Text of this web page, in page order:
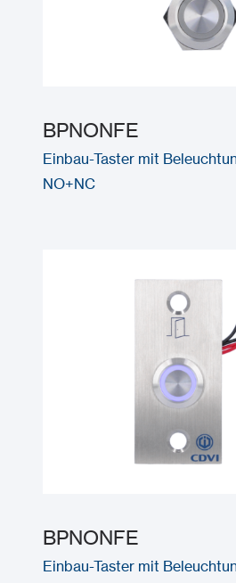
BPNONFE
Einbau-Taster mit
NO+NC
BPNONFE
Einbau-Taster mit